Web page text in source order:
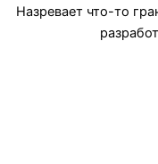
Назревает что-то